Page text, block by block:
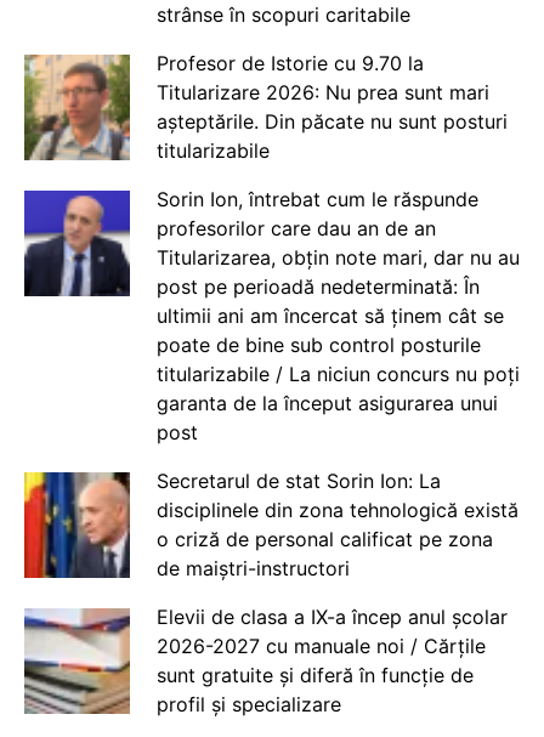
strânse în scopuri caritabile
Profesor de Istorie cu 9.70 la
Titularizare 2026: Nu prea sunt mari
așteptările. Din păcate nu sunt posturi
titularizabile
Sorin Ion, întrebat cum le răspunde
profesorilor care dau an de an
Titularizarea, obțin note mari, dar nu au
post pe perioadă nedeterminată: În
ultimii ani am încercat să ținem cât se
poate de bine sub control posturile
titularizabile / La niciun concurs nu poți
garanta de la început asigurarea unui
post
Secretarul de stat Sorin Ion: La
disciplinele din zona tehnologică există
o criză de personal calificat pe zona
de maiștri-instructori
Elevii de clasa a IX-a încep anul școlar
2026-2027 cu manuale noi / Cărțile
sunt gratuite și diferă în funcție de
profil și specializare